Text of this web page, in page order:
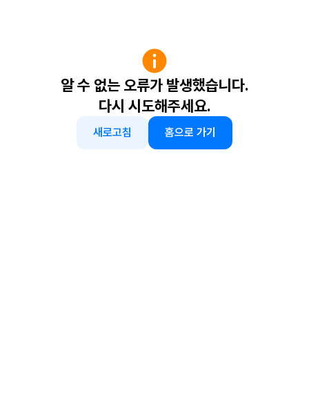
알 수 없는 오류가 발생했습니다.
다시 시도해주세요.
새로고침 홈으로 가기